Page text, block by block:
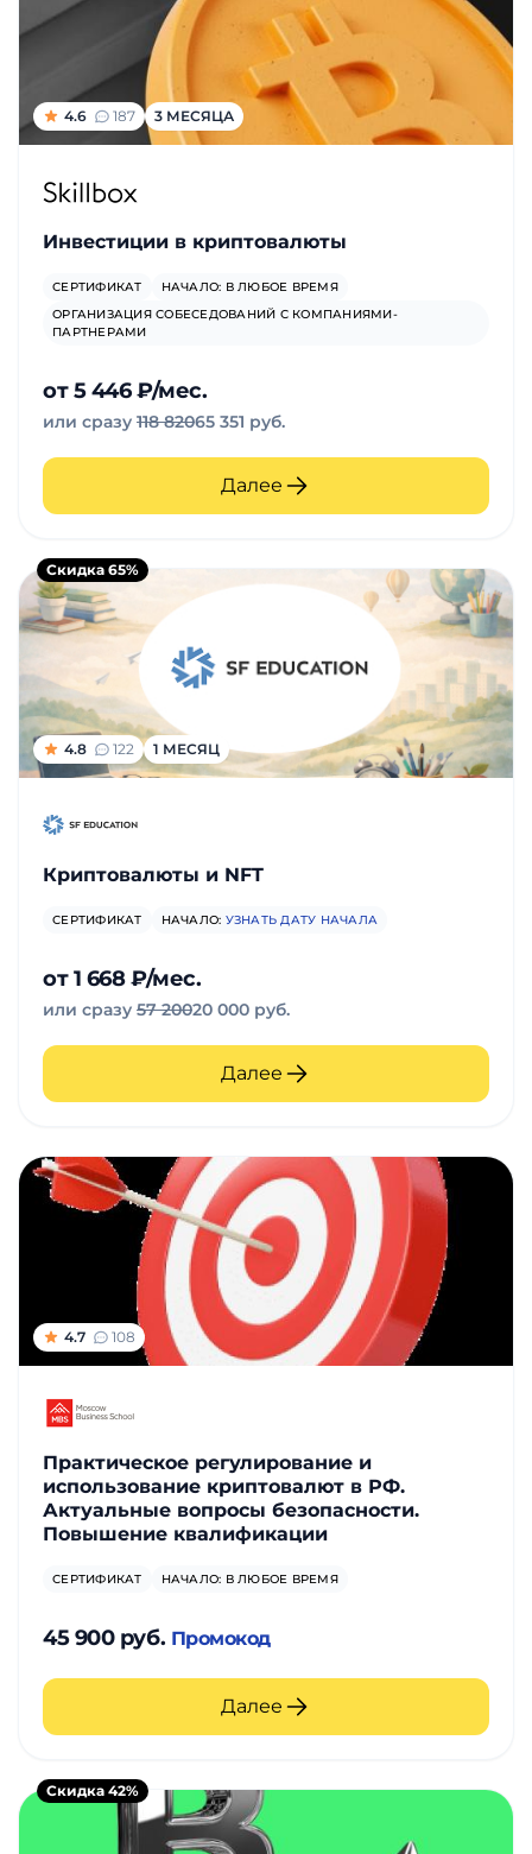
4.6 187 3 МЕСЯЦА
Инвестиции в криптовалюты
СЕРТИФИКАТ
НАЧАЛО: В ЛЮБОЕ ВРЕМЯ
ОРГАНИЗАЦИЯ СОБЕСЕДОВАНИЙ С КОМПАНИЯМИ-
ПАРТНЕРАМИ
от 5 446 ₽/мес.
или сразу 118 82065 351 руб.
Далее
4.8 122 1 МЕСЯЦ
Криптовалюты и NFT
СЕРТИФИКАТ НАЧАЛО: УЗНАТЬ ДАТУ НАЧАЛА
от 1 668 ₽/мес.
или сразу 57 20020 000 руб.
Далее
Скидка 65%
4.7 108
Практическое регулирование и
использование криптовалют в РФ.
Актуальные вопросы безопасности.
Повышение квалификации
СЕРТИФИКАТ НАЧАЛО: В ЛЮБОЕ ВРЕМЯ
45 900 руб. Промокод
Далее
Скидка 42%
и
саморазвитие
Прочее
Тесты
профориентацию